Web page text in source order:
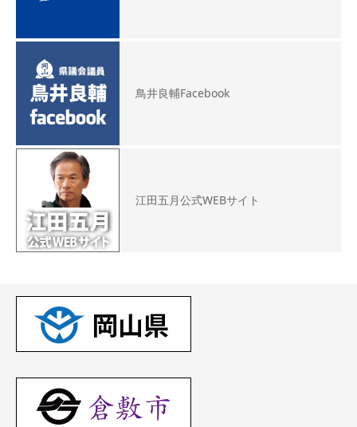
鳥井良輔Facebook
江田五月公式WEBサイト